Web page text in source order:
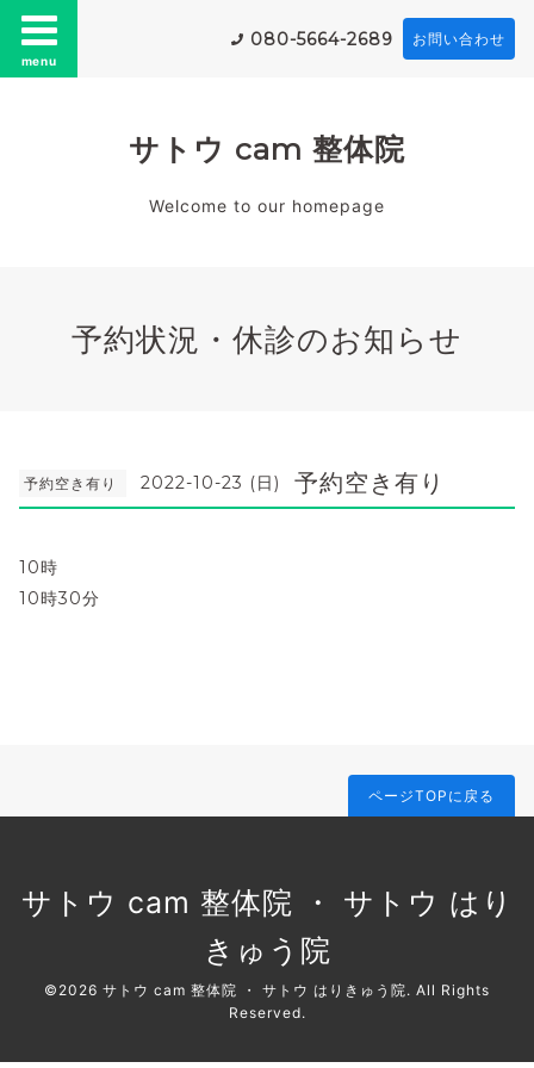
menu
080-5664-2689 お問い合わせ
サトウ cam 整体院
Welcome to our homepage
予約状況・休診のお知らせ
予約空き有り 2022-10-23 (日) 予約空き有り
10時
10時30分
ページTOPに戻る
サトウ cam 整体院 ・ サトウ はり
きゅう院
©2026 サトウ cam 整体院 ・ サトウ はりきゅう院. All Rights
Reserved.